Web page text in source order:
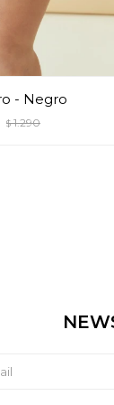
- Negro
$ 1.290